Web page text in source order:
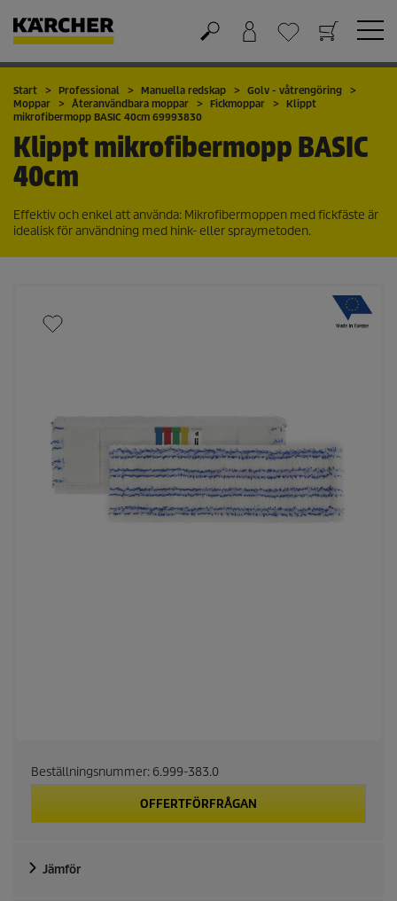
Varukorg
Önskelista
Start Professional Manuella redskap
Golv - våtrengöring
Moppar
Återanvändbara moppar Fickmoppar
Klippt
mikrofibermopp BASIC 40cm 69993830
Klippt mikrofibermopp BASIC
40cm
Effektiv och enkel att använda: Mikrofibermoppen med fickfäste är
idealisk för användning med hink- eller spraymetoden.
Beställningsnummer: 6.999-383.0
OFFERTFÖRFRÅGAN
Jämför